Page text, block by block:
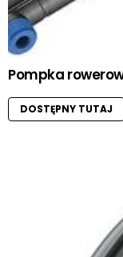
Pompka
DOSTĘPNY TUTAJ